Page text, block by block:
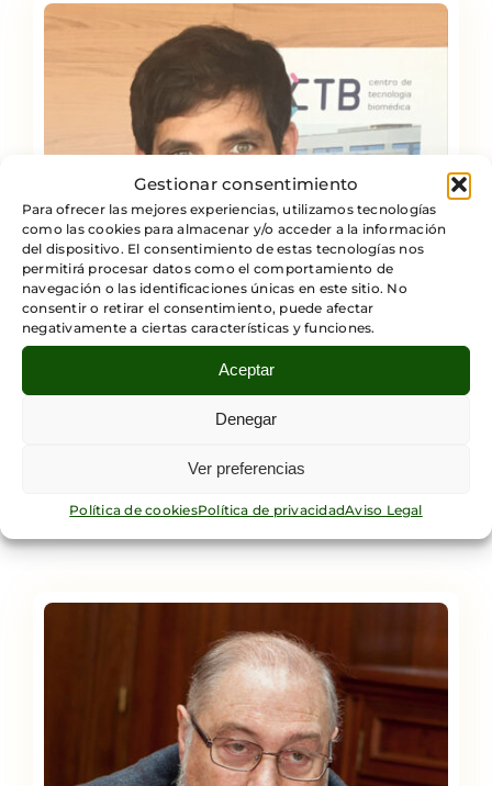
Gestionar consentimiento
Para ofrecer las mejores experiencias, utilizamos tecnologías
como las cookies para almacenar y/o acceder a la información
del dispositivo. El consentimiento de estas tecnologías nos
permitirá procesar datos como el comportamiento de
navegación o las identificaciones únicas en este sitio. No
consentir o retirar el consentimiento, puede afectar
negativamente a ciertas características y funciones.
Aceptar
Denegar
Ver preferencias
Política de cookiesPolítica de privacidadAviso Legal
Javier M. Buldú
Doctor en física aplicada
Javier M. Buldú